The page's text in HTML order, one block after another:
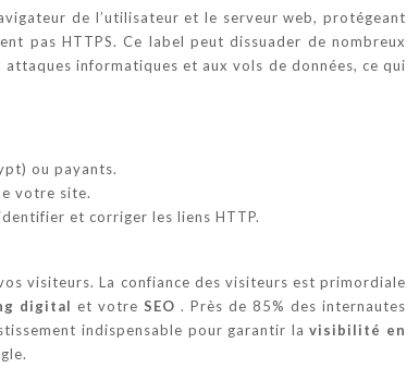
de l’utilisateur et le serveur web, protégeant
pas HTTPS. Ce label peut dissuader de nombreux
informatiques et aux vols de données, ce qui
ou payants.
votre site.
et corriger les liens HTTP.
visiteurs. La confiance des visiteurs est primordiale
digital et votre SEO . Près de 85% des internautes
indispensable pour garantir lavisibilité en